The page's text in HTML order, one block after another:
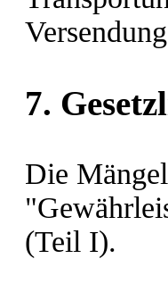
7.
Die
(Teil I).